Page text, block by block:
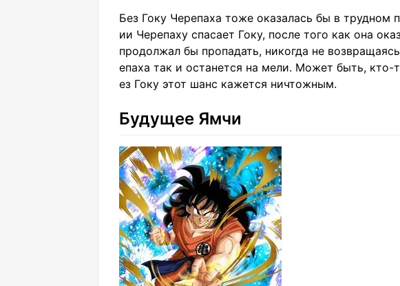
Без Гоку Черепаха тоже оказалась бы в трудном
ии Черепаху спасает Гоку, после того как она
продолжал бы пропадать, никогда не
епаха так и останется на мели. Может быть,
ез Гоку этот шанс кажется ничтожным.
Будущее Ямчи